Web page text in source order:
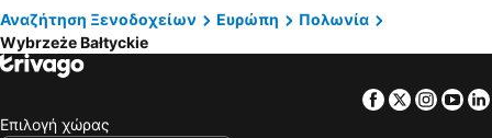
Ξενοδοχεία Πήλιο
Ξενοδοχεία Σαντορίνη
Ξενοδοχεία Άνδρος
Ξενοδοχεία Νάξος
Ξενοδοχεία Σύρος
Ξενοδοχεία Πόρος
Ξενοδοχεία Σκόπελος
Αναζήτηση Ξενοδοχείων Ευρώπη
Πολωνία
Wybrzeże Bałtyckie
Facebook
Twitter
Επιλογή χώρας